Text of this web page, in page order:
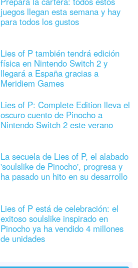
juegos llegan esta semana y hay
para todos los gustos
Lies of P también tendrá edición
física en Nintendo Switch 2 y
llegará a España gracias a
Meridiem Games
Lies of P: Complete Edition lleva el
oscuro cuento de Pinocho a
Nintendo Switch 2 este verano
La secuela de Lies of P, el alabado
'soulslike de Pinocho', progresa y
ha pasado un hito en su desarrollo
Lies of P está de celebración: el
exitoso soulslike inspirado en
Pinocho ya ha vendido 4 millones
de unidades